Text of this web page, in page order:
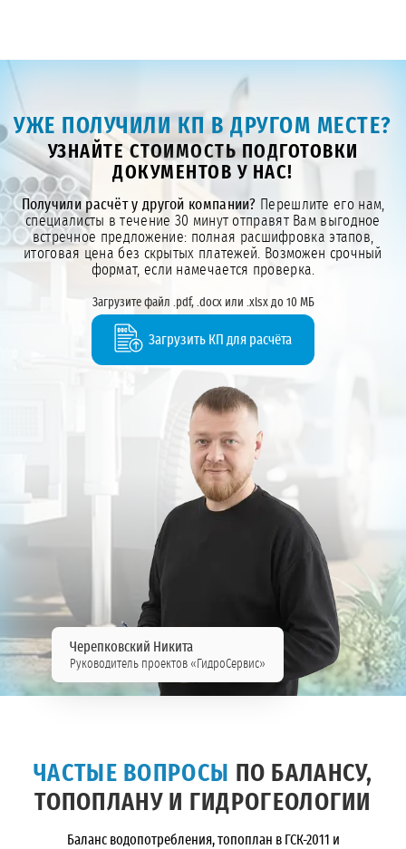
УЖЕ ПОЛУЧИЛИ КП В ДРУГОМ МЕСТЕ?
УЗНАЙТЕ СТОИМОСТЬ ПОДГОТОВКИ
ДОКУМЕНТОВ У НАС!
Получили расчёт у другой компании? Перешлите его нам,
специалисты в течение 30 минут отправят Вам выгодное
встречное предложение: полная расшифровка этапов,
итоговая цена без скрытых платежей. Возможен срочный
формат, если намечается проверка.
Загрузите файл .pdf, .docx или .xlsx до 10 МБ
Загрузить КП для расчёта
Черепковский Никита
Руководитель проектов «ГидроСервис»
ЧАСТЫЕ ВОПРОСЫ
ПО БАЛАНСУ,
ТОПОПЛАНУ И ГИДРОГЕОЛОГИИ
Баланс водопотребления, топоплан в ГСК-2011 и